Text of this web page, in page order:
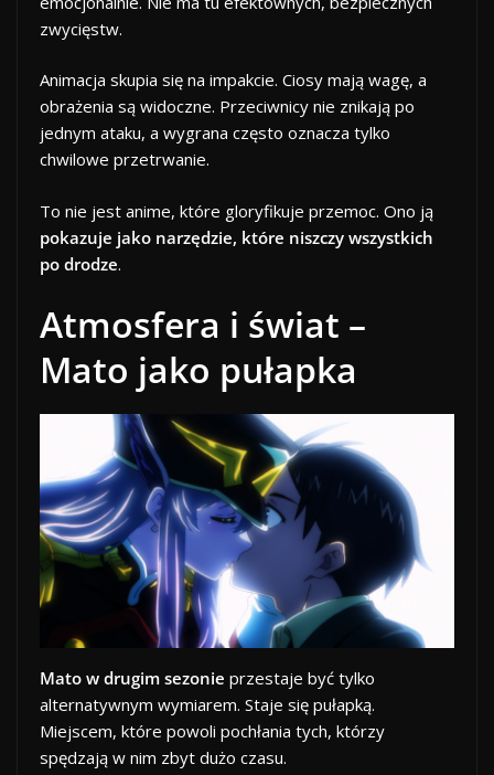
zwycięstw.
Animacja skupia się na impakcie. Ciosy mają wagę, a
obrażenia są widoczne. Przeciwnicy nie znikają po
jednym ataku, a wygrana często oznacza tylko
chwilowe przetrwanie.
To nie jest anime, które gloryfikuje przemoc. Ono ją
pokazuje jako narzędzie, które niszczy wszystkich
po drodze.
Atmosfera i świat –
Mato jako pułapka
Mato w drugim sezonie przestaje być tylko
alternatywnym wymiarem. Staje się pułapką.
Miejscem, które powoli pochłania tych, którzy
spędzają w nim zbyt dużo czasu.